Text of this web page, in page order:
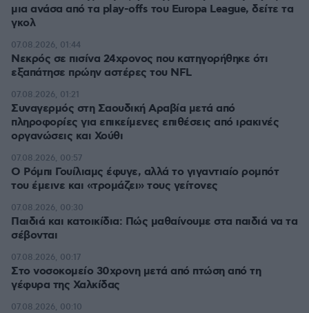
μια ανάσα από τα play-offs του Europa League, δείτε τα
γκολ
Νεκρός σε πισίνα 24χρονος που κατηγορήθηκε ότι
εξαπάτησε πρώην αστέρες του NFL
07.08.2026, 01:44
Συναγερμός στη Σαουδική Αραβία μετά από
πληροφορίες για επικείμενες επιθέσεις από ιρακινές
οργανώσεις και Χούθι
07.08.2026, 01:21
Ο Ρόμπι Γουίλιαμς έφυγε, αλλά το γιγαντιαίο ρομπότ
του έμεινε και «τρομάζει» τους γείτονες
07.08.2026, 00:57
Παιδιά και κατοικίδια: Πώς μαθαίνουμε στα παιδιά να τα
σέβονται
07.08.2026, 00:30
Στο νοσοκομείο 30χρονη μετά από πτώση από τη
γέφυρα της Χαλκίδας
07.08.2026, 00:17
07.08.2026, 00:10